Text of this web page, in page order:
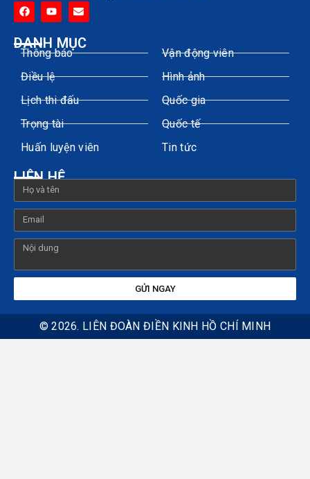
DANH MỤC
Thông báo
Điều lệ
Lịch thi đấu
Trọng tài
Huấn luyện viên
Vận động viên
Hình ảnh
Quốc gia
Quốc tế
Tin tức
LIÊN HỆ
GỬI NGAY
© 2026. LIÊN ĐOÀN ĐIỀN KINH HỒ CHÍ MINH